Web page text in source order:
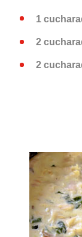
1
2
2